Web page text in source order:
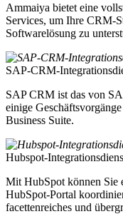
Ammaiya bietet eine
Services, um Ihre CRM-
Softwarelösung zu
SAP-CRM-
SAP CRM ist das von
einige
Business Suite.
Hubspot-
Mit HubSpot können Sie
HubSpot-Portal
facettenreiches und